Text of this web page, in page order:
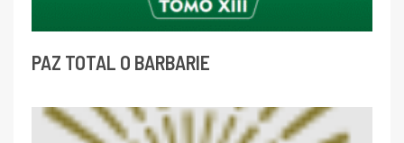
PAZ TOTAL O BARBARIE